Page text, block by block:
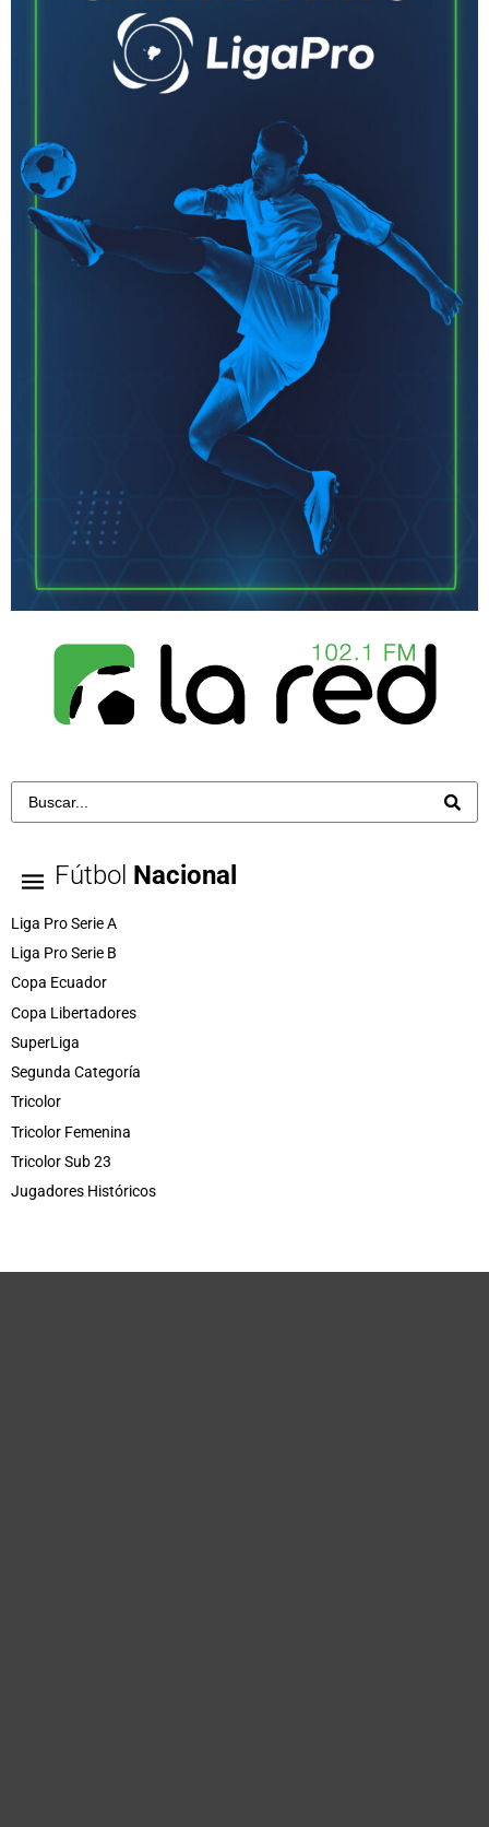
Fútbol Nacional
Liga Pro Serie A
Liga Pro Serie B
Copa Ecuador
Copa Libertadores
SuperLiga
Segunda Categoría
Tricolor
Tricolor Femenina
Tricolor Sub 23
Jugadores Históricos